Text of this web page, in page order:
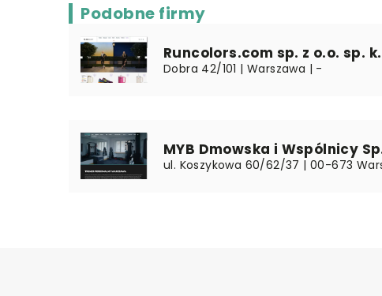
Podobne firmy
Runcolors.com sp. z o.o. sp. k.
Dobra 42/101 | Warszawa | -
MYB Dmowska i Wspólnicy
ul. Koszykowa 60/62/37 | 00-673